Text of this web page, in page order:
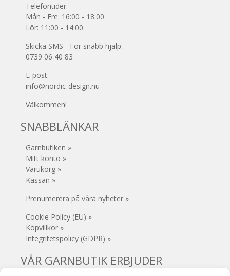
Telefontider:
Mån - Fre: 16:00 - 18:00
Lör: 11:00 - 14:00
Skicka SMS - För snabb hjälp:
0739 06 40 83
E-post:
info@nordic-design.nu
Välkommen!
SNABBLÄNKAR
Garnbutiken »
Mitt konto »
Varukorg »
Kassan »
Prenumerera på våra nyheter »
Cookie Policy (EU) »
Köpvillkor »
Integritetspolicy (GDPR) »
VÅR GARNBUTIK ERBJUDER